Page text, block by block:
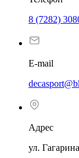
8 (7282)
E-mail
Адрес
ул.